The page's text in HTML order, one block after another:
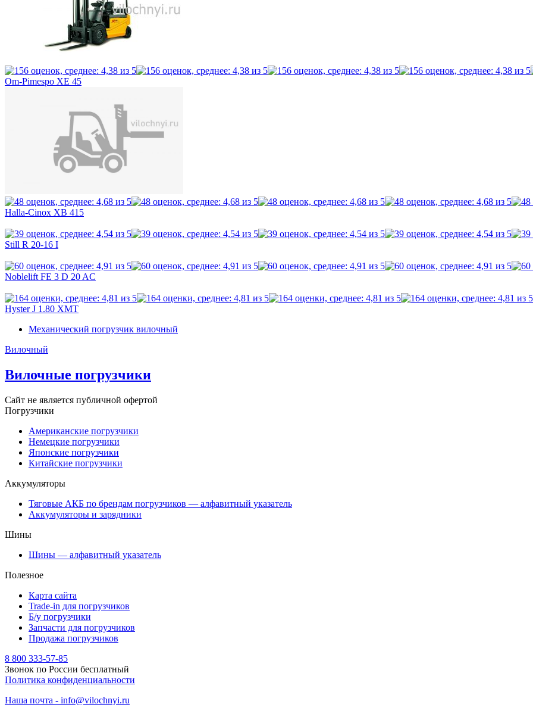
Om-Pimespo XE 45
Halla-Cinox XB 415
Still R 20-16 I
Noblelift FE 3 D 20 AC
Hyster J 1.80 XMT
Механический погрузчик вилочный
Вилочный
Вилочные погрузчики
Сайт не является публичной офертой
Погрузчики
Американские погрузчики
Немецкие погрузчики
Японские погрузчики
Китайские погрузчики
Аккумуляторы
Тяговые АКБ по брендам погрузчиков — алфавитный указатель
Аккумуляторы и зарядники
Шины
Шины — алфавитный указатель
Полезное
Карта сайта
Trade-in для погрузчиков
Б/у погрузчики
Запчасти для погрузчиков
Продажа погрузчиков
8 800 333-57-85
Звонок по России бесплатный
Политика конфиденциальности
Наша почта - info@vilochnyi.ru